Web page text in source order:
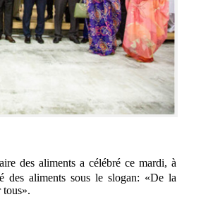
des aliments a célébré ce mardi, à
des aliments sous le slogan: «De la
tous».